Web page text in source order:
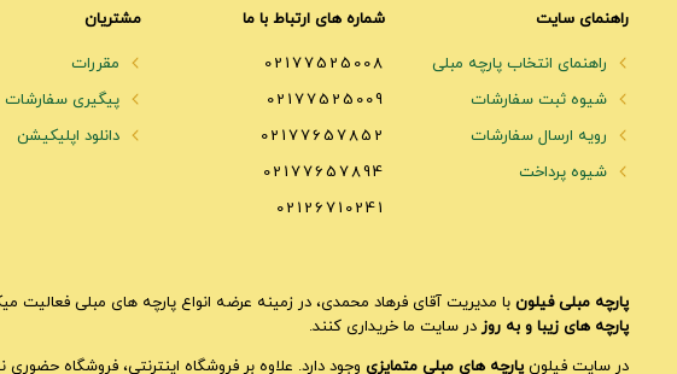
راهنمای سایت
راهنمای انتخاب پارچه مبلی
شیوه ثبت سفارشات
رویه ارسال سفارشات
شیوه پرداخت
شماره های ارتباط با ما
02177525008
02177525009
02177657852
02177657894
02126710241
مشتریان
مقررات
پیگیری سفارشات
دانلود اپلیکیشن
پارچه مبلی فیلون با مدیریت آقای فرهاد محمدی، در زمینه عرضه انواع پارچه های مبلی فعالیت
پارچه های زیبا و به روز در سایت ما خریداری کنند.
در سایت فیلونپارچه های مبلی متمایزی وجود دارد. علاوه بر فروشگاه اینترنتی، فروشگاه